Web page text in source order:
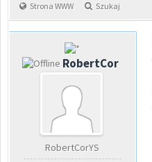
Strona WWW Szukaj
RobertCor
RobertCorYS